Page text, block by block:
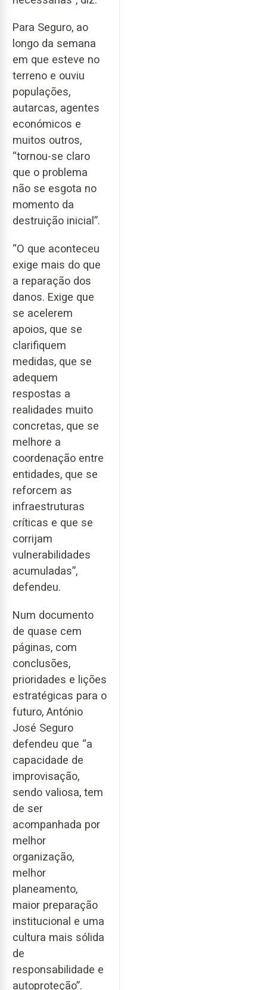
Para Seguro, ao
longo da semana
em que esteve no
terreno e ouviu
populações,
autarcas, agentes
económicos e
muitos outros,
“tornou-se claro
que o problema
não se esgota no
momento da
destruição inicial”.
“O que aconteceu
exige mais do que
a reparação dos
danos. Exige que
se acelerem
apoios, que se
clarifiquem
medidas, que se
adequem
respostas a
realidades muito
concretas, que se
melhore a
coordenação entre
entidades, que se
reforcem as
infraestruturas
críticas e que se
corrijam
vulnerabilidades
acumuladas”,
defendeu.
Num documento
de quase cem
páginas, com
conclusões,
prioridades e lições
estratégicas para o
futuro, António
José Seguro
defendeu que “a
capacidade de
improvisação,
sendo valiosa, tem
de ser
acompanhada por
melhor
organização,
melhor
planeamento,
maior preparação
institucional e uma
cultura mais sólida
de
responsabilidade e
autoproteção”.